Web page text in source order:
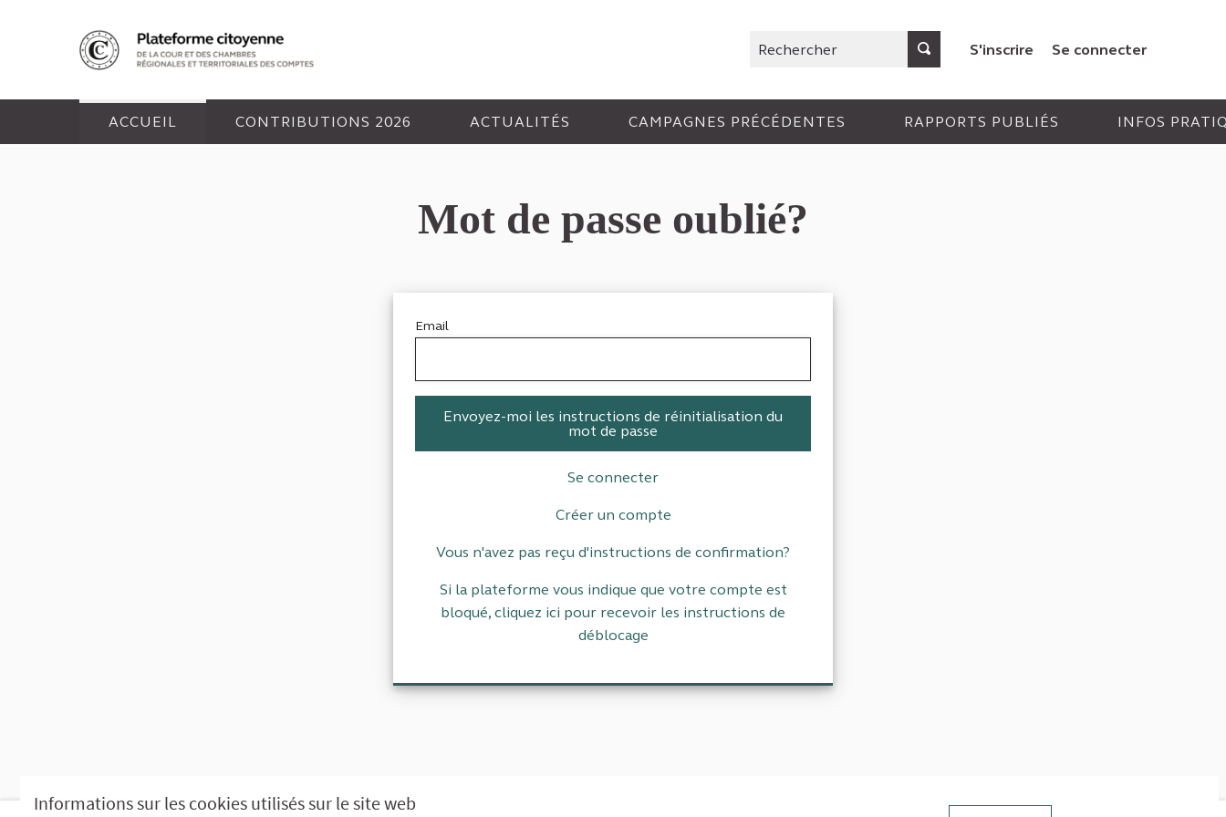
Informations sur les cookies utilisés sur le site web
Rechercher S'inscrire Se connecter
ACCUEIL CONTRIBUTIONS 2026 ACTUALITÉS CAMPAGNES PRÉCÉDENTES RAPPORTS PUBLIÉS INFOS
Mot de passe oublié?
Email
Envoyez-moi les instructions de réinitialisation du
mot de passe
Se connecter
Créer un compte
Vous n'avez pas reçu d'instructions de confirmation?
Si la plateforme vous indique que votre compte est
bloqué, cliquez ici pour recevoir les instructions de
déblocage